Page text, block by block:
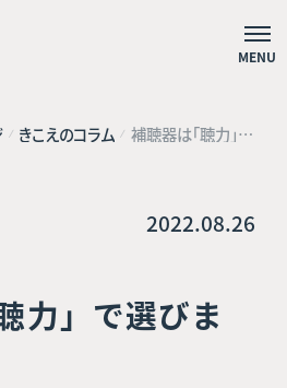
MENU
きこえのコラム 補聴器は「聴力」で
選びましょう！
2022.08.26
力」で選びま